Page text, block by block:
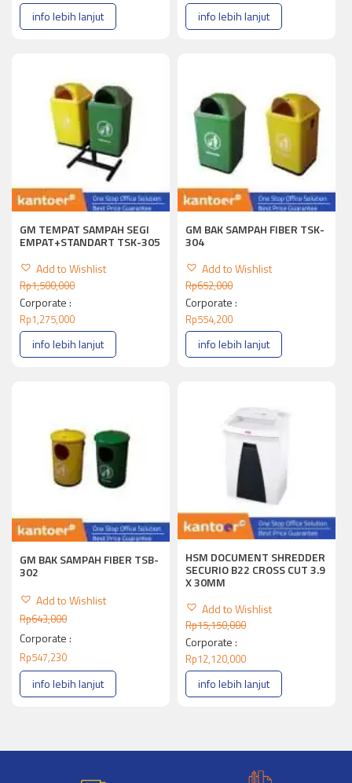
info lebih lanjut info lebih lanjut
GM TEMPAT SAMPAH SEGI
EMPAT+STANDART TSK-305
Add to Wishlist
Rp1,500,000
Corporate :
Rp1,275,000
info lebih lanjut
GM BAK SAMPAH FIBER TSK-
304
Add to Wishlist
Rp652,000
Corporate :
Rp554,200
info lebih lanjut
GM BAK SAMPAH FIBER TSB-
302
Add to Wishlist
Rp643,800
Corporate :
Rp547,230
info lebih lanjut
HSM DOCUMENT SHREDDER
SECURIO B22 CROSS CUT 3.9
X 30MM
Add to Wishlist
Rp15,150,000
Corporate :
Rp12,120,000
info lebih lanjut